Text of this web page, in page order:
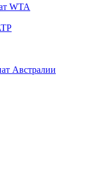
WTA
Австралии